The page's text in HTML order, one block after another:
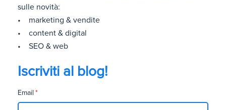
sulle novità:
• marketing & vendite
• content & digital
• SEO & web
Iscriviti al blog!
Email *